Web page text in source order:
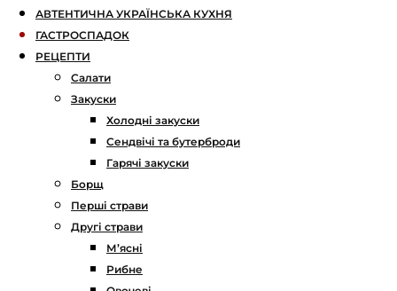
АВТЕНТИЧНА УКРАЇНСЬКА КУХНЯ
ГАСТРОСПАДОК
РЕЦЕПТИ
Салати
Закуски
Холодні закуски
Сендвічі та бутерброди
Гарячі закуски
Борщ
Перші страви
Другі страви
М’ясні
Рибне